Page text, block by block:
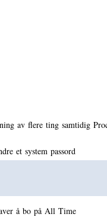
av flere ting samtidig
et system passord
å bo på All Time